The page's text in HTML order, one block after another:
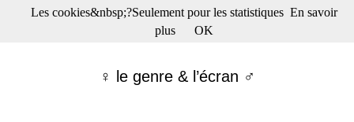
☰ Menu
Films récents♀ le genre & l’écran ♂
Les cookies&nbsp;?Seulement pour les statistiques En savoir
plus
OK